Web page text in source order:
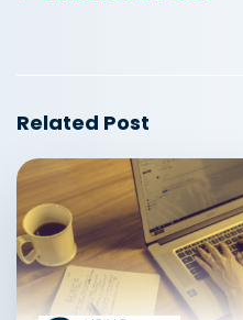
Related Post